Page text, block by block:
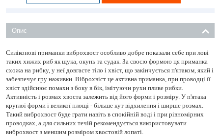
Опис
Силіконові приманки виброхвост особливо добре показали себе при лові
таких хижих риб як щука, окунь та судак. За своєю формою ця приманка
схожа на рибку, у неї довгасте тіло і хвіст, що закінчується п'ятаком, який і
забезпечує гру наживки. Віброхвіст це активна приманка, при проводці її
хвіст здійснює помахи з боку в бік, імітуючи рухи пливе рибки.
Активність і розмах хвоста залежить від його форми і розміру. У п'ятака
круглої форми і великої площі - більше кут відхилення і ширше розмах.
Такий виброхвост буде грати навіть в спокійній воді і при рівномірних
проводках, а для сильних течій рекомендується використовувати
виброхвост з меншим розміром хвостовій лопаті.